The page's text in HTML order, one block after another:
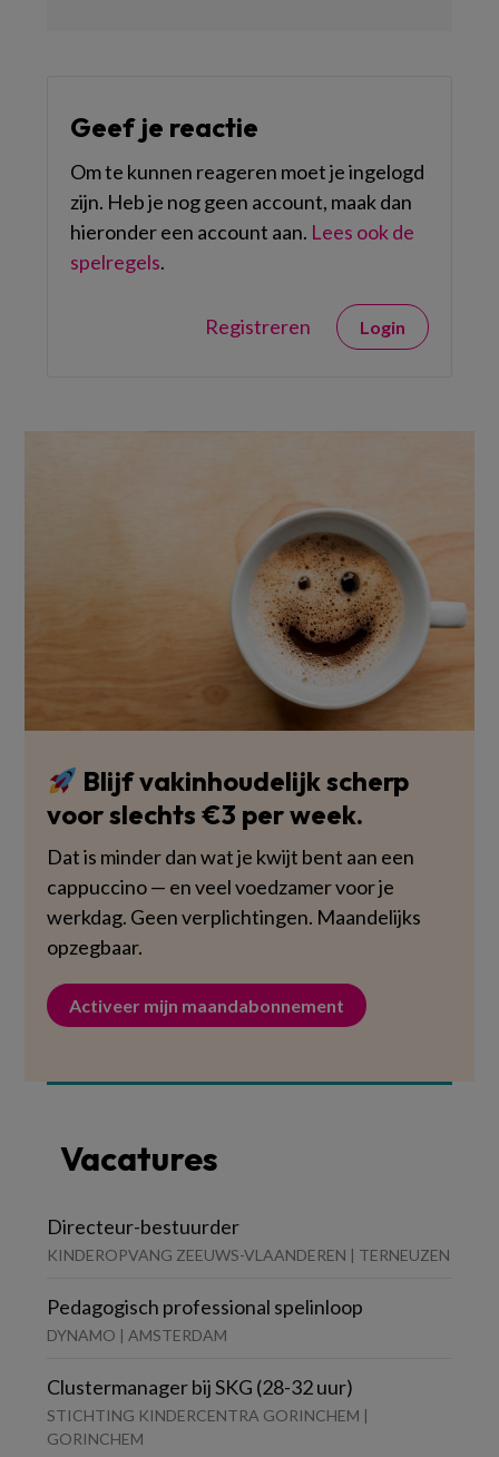
Geef je reactie
Om te kunnen reageren moet je ingelogd
zijn. Heb je nog geen account, maak dan
hieronder een account aan. Lees ook de
spelregels.
Registreren Login
Blijf vakinhoudelijk scherp
voor slechts €3 per week.
Dat is minder dan wat je kwijt bent aan een
cappuccino — en veel voedzamer voor je
werkdag. Geen verplichtingen. Maandelijks
opzegbaar.
Activeer mijn maandabonnement
Vacatures
Directeur-bestuurder
KINDEROPVANG ZEEUWS-VLAANDEREN | TERNEUZEN
Pedagogisch professional spelinloop
DYNAMO | AMSTERDAM
Clustermanager bij SKG (28-32 uur)
STICHTING KINDERCENTRA GORINCHEM |
GORINCHEM